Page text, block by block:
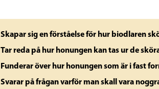
Skapar sig en förståelse för hur biodlaren
Tar reda på hur honungen kan tas ur de
Funderar över hur honungen som är i fast
Svarar på frågan varför man skall vara